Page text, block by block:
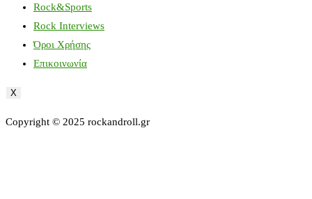
Rock&Sports
Rock Interviews
Όροι Χρήσης
Επικοινωνία
X
Copyright © 2025 rockandroll.gr